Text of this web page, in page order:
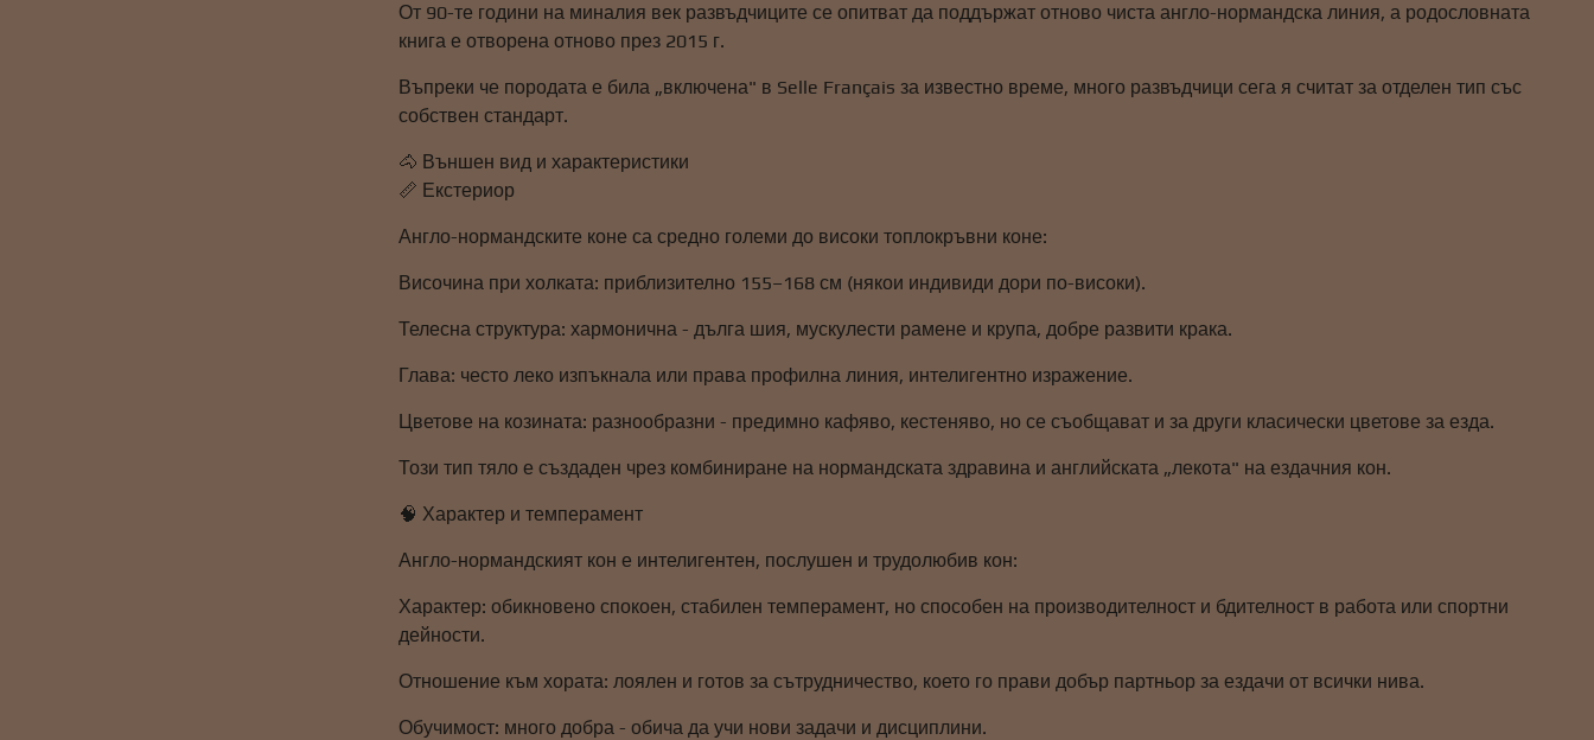
От 90-те години на миналия век развъдчиците се опитват да поддържат отново чиста англо-нормандска линия, а родословната
книга е отворена отново през 2015 г.
Въпреки че породата е била „включена" в Selle Français за известно време, много развъдчици сега я считат за отделен тип със
собствен стандарт.
🐴 Външен вид и характеристики
📏 Екстериор
Англо-нормандските коне са средно големи до високи топлокръвни коне:
Височина при холката: приблизително 155–168 см (някои индивиди дори по-високи).
Телесна структура: хармонична - дълга шия, мускулести рамене и крупа, добре развити крака.
Глава: често леко изпъкнала или права профилна линия, интелигентно изражение.
Цветове на козината: разнообразни - предимно кафяво, кестеняво, но се съобщават и за други класически цветове за езда.
Този тип тяло е създаден чрез комбиниране на нормандската здравина и английската „лекота" на ездачния кон.
🧠 Характер и темперамент
Англо-нормандският кон е интелигентен, послушен и трудолюбив кон:
Характер: обикновено спокоен, стабилен темперамент, но способен на производителност и бдителност в работа или спортни
дейности.
Отношение към хората: лоялен и готов за сътрудничество, което го прави добър партньор за ездачи от всички нива.
Обучимост: много добра - обича да учи нови задачи и дисциплини.